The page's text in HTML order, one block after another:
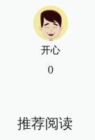
开心
0
推荐阅读